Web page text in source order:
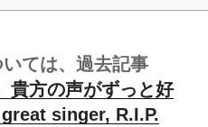
ては、過去記事
貴方の声がずっと好
singer, R.I.P.